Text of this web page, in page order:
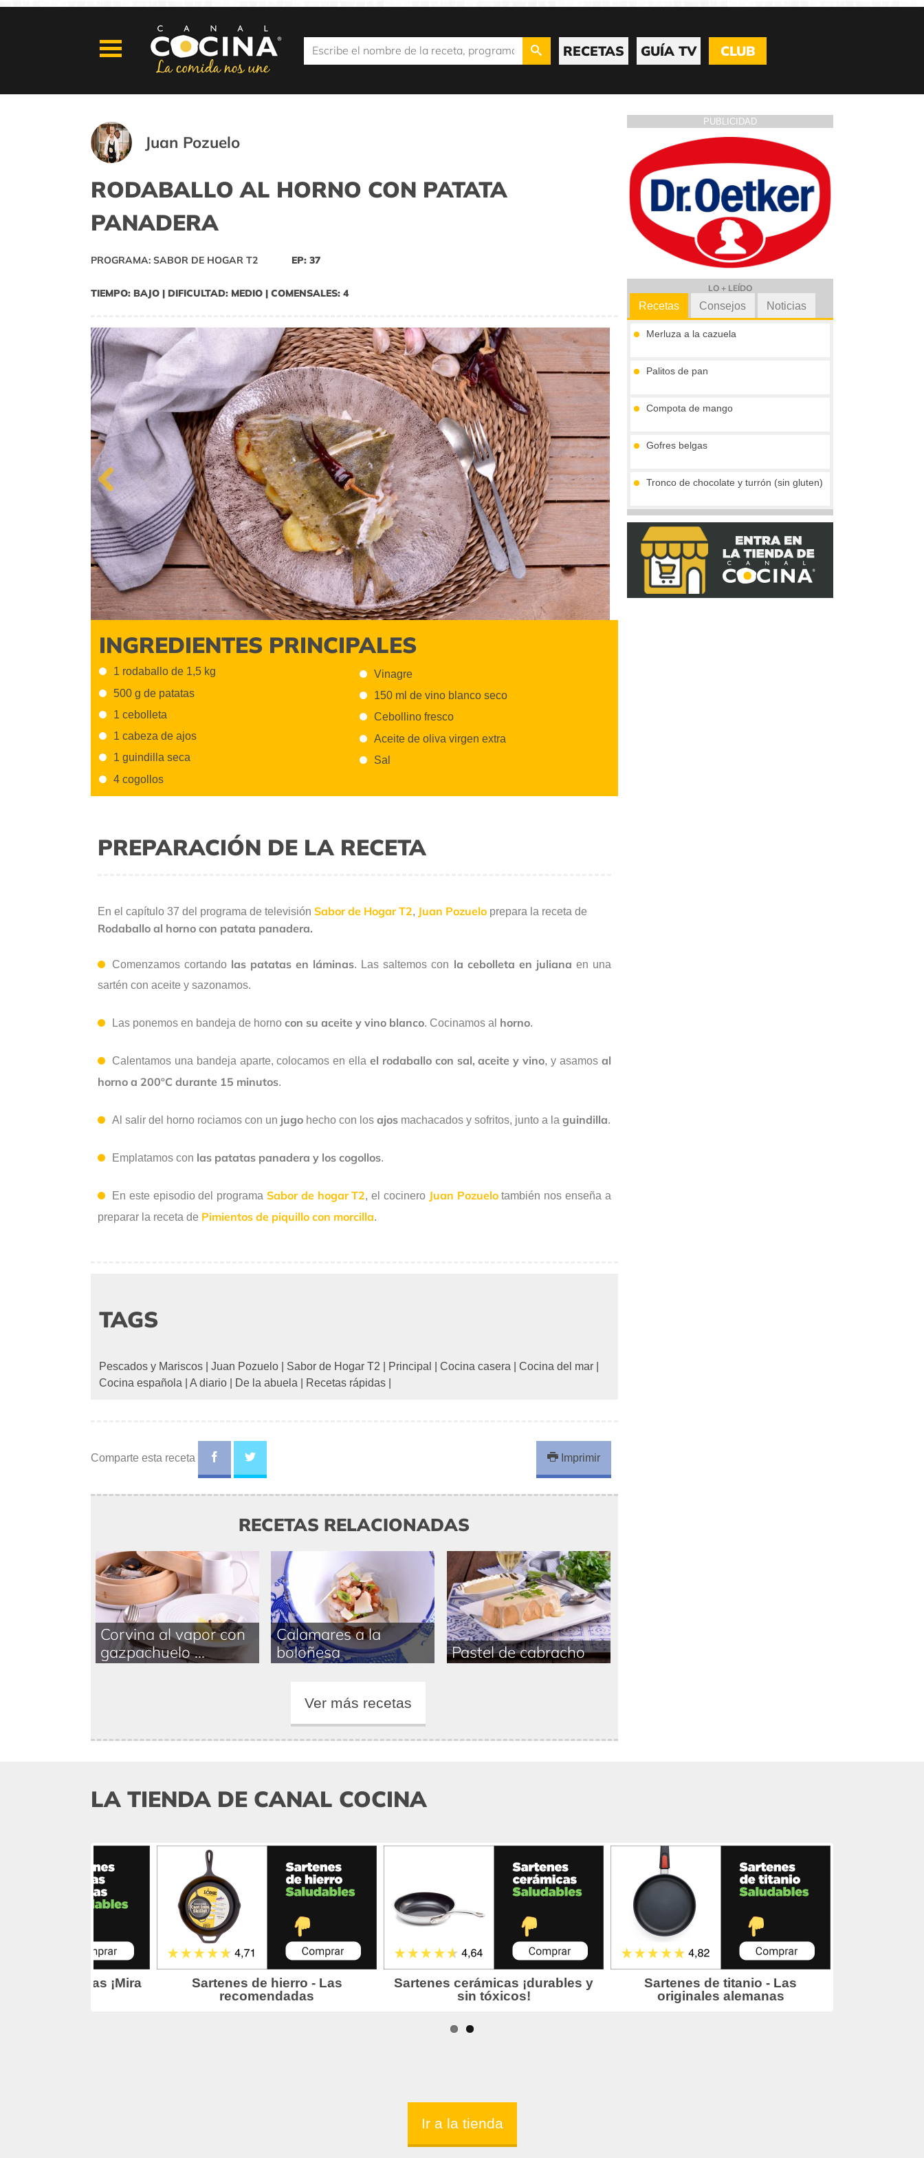
RECETAS GUÍA TV CLUB
Juan Pozuelo
RODABALLO AL HORNO CON PATATA
PANADERA
PROGRAMA: SABOR DE HOGAR T2 EP: 37
TIEMPO: BAJO | DIFICULTAD: MEDIO | COMENSALES: 4
Previous
INGREDIENTES PRINCIPALES
1 rodaballo de 1,5 kg
500 g de patatas
1 cebolleta
1 cabeza de ajos
1 guindilla seca
4 cogollos
Vinagre
150 ml de vino blanco seco
Cebollino fresco
Aceite de oliva virgen extra
Sal
PREPARACIÓN DE LA RECETA
En el capítulo 37 del programa de televisión Sabor de Hogar T2, Juan Pozuelo prepara la receta de
Rodaballo al horno con patata panadera.
Comenzamos cortando las patatas en láminas. Las saltemos con la cebolleta en juliana en una
sartén con aceite y sazonamos.
Las ponemos en bandeja de horno con su aceite y vino blanco. Cocinamos al horno.
Calentamos una bandeja aparte, colocamos en ellael rodaballo con sal, aceite y vino, y asamos al
horno a 200ºC durante 15 minutos.
Al salir del horno rociamos con un jugo hecho con los ajos machacados y sofritos, junto a la guindilla.
Emplatamos con las patatas panadera y los cogollos.
En este episodio del programa Sabor de hogar T2, el cocinero Juan Pozuelotambién nos enseña a
preparar la receta de Pimientos de piquillo con morcilla.
TAGS
Pescados y Mariscos Juan Pozuelo Sabor de Hogar T2 Principal Cocina casera Cocina del mar
Cocina española
A diario De la abuela Recetas rápidas
Comparte esta receta Imprimir
RECETAS RELACIONADAS
Corvina al vapor con
gazpachuelo ...
Calamares a la
boloñesa
Pastel de cabracho
Ver más recetas
PUBLICIDAD
LO + LEÍDO
Recetas
Merluza a la cazuela
Palitos de pan
Compota de mango
Gofres belgas
Tronco de chocolate y turrón (sin gluten)
Vieiras con jamón y reducción al cava
Consejos Noticias
LA TIENDA DE CANAL COCINA
Ir a la tienda